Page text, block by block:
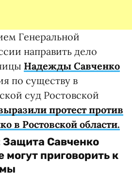
Генеральной
направить дело
Надежды Савченко
по существу в
суд Ростовской
протест против
в Ростовской области.
Защита Савченко
могут приговорить к